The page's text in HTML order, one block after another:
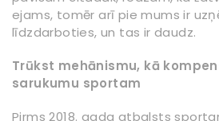
ejams, tomēr arī pie mums ir
līdzdarboties, un tas ir daudz.
Trūkst mehānismu, kā
sarukumu sportam
Pirms 2018. gada atbalsts